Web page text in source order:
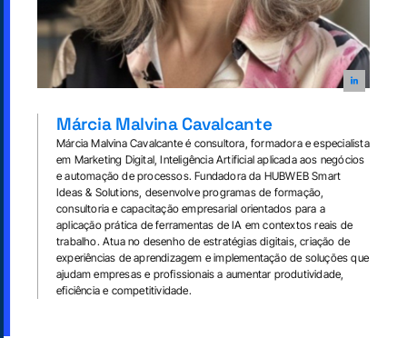
Márcia Malvina Cavalcante
Márcia Malvina Cavalcante é consultora, formadora e especialista
em Marketing Digital, Inteligência Artificial aplicada aos negócios
e automação de processos. Fundadora da HUBWEB Smart
Ideas & Solutions, desenvolve programas de formação,
consultoria e capacitação empresarial orientados para a
aplicação prática de ferramentas de IA em contextos reais de
trabalho. Atua no desenho de estratégias digitais, criação de
experiências de aprendizagem e implementação de soluções que
ajudam empresas e profissionais a aumentar produtividade,
eficiência e competitividade.